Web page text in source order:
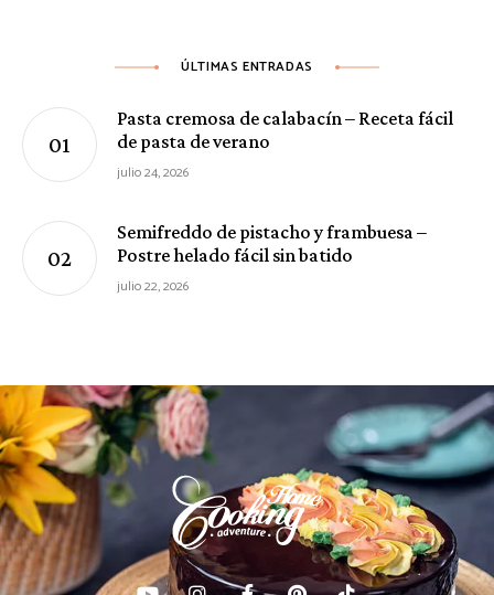
ÚLTIMAS ENTRADAS
Pasta cremosa de calabacín – Receta fácil
de pasta de verano
julio 24, 2026
Semifreddo de pistacho y frambuesa –
Postre helado fácil sin batido
julio 22, 2026